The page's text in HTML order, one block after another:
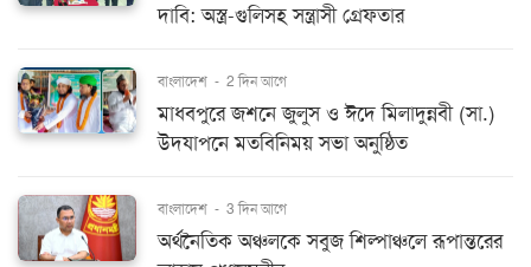
দাবি: অস্ত্র-গুলিসহ সন্ত্রাসী গ্রেফতার
বাংলাদেশ - 2 দিন আগে
মাধবপুরে জশনে জুলুস ও ঈদে মিলাদুন্নবী (সা.)
উদযাপনে মতবিনিময় সভা অনুষ্ঠিত
বাংলাদেশ - 3 দিন আগে
অর্থনৈতিক অঞ্চলকে সবুজ শিল্পাঞ্চলে রূপান্তরের